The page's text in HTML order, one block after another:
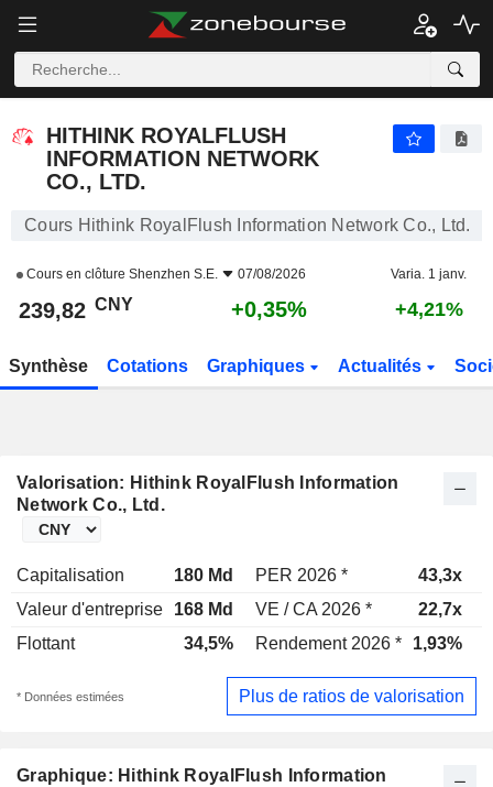
HITHINK ROYALFLUSH
INFORMATION NETWORK
CO., LTD.
Cours Hithink RoyalFlush Information Network Co., Ltd.
Cours en clôture Shenzhen S.E. 07/08/2026 Varia. 1 janv.
239,82 CNY +0,35% +4,21%
Synthèse Cotations Graphiques Actualités
Valorisation: Hithink RoyalFlush Information
Network Co., Ltd.
Capitalisation 180 Md PER 2026 * 43,3x
Valeur d'entreprise
168 Md VE / CA 2026 * 22,7x
Flottant
34,5% Rendement 2026 * 1,93%
* Données estimées Plus de ratios de valorisation
Graphique: Hithink RoyalFlush Information